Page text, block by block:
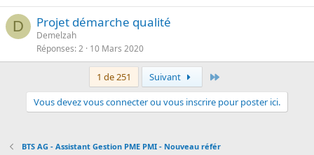
D Projet démarche qualité
Demelzah
Réponses 2 10 Mars 2020
1 de 251 Suivant
Vous devez vous connecter ou vous inscrire pour poster ici.
BTS AG - Assistant Gestion PME PMI - Nouveau référ